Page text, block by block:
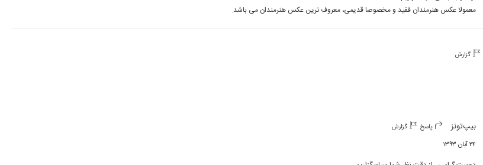
معمولا عکس هنرمندان فقید و مخصوصا قدیمی، معروف ترین عکس هنرمندان می باشد.
گزارش
بیپ‌تونز پاسخ گزارش
۲۴ آبان ۱۳۹۳